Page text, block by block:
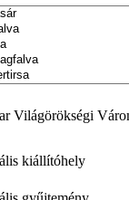
Világörökségi
kiállítóhely